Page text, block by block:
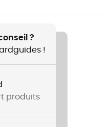
?
!
produits